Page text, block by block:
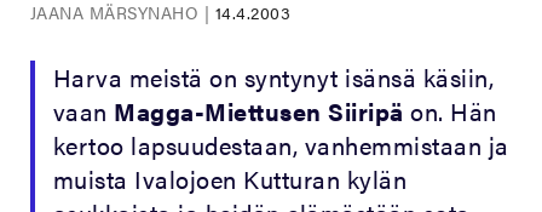
JAANA MÄRSYNAHO | 14.4.2003
Harva meistä on syntynyt isänsä käsiin,
vaan Magga-Miettusen Siiripä on. Hän
kertoo lapsuudestaan, vanhemmistaan ja
muista Ivalojoen Kutturan kylän